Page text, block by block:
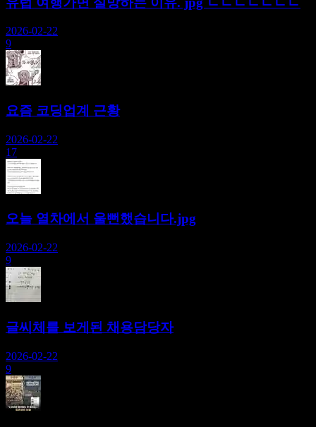
2026-02-22
9
요즘 코딩업계 근황
2026-02-22
17
오늘 열차에서 울뻔했습니다.jpg
2026-02-22
9
글씨체를 보게된 채용담당자
2026-02-22
9